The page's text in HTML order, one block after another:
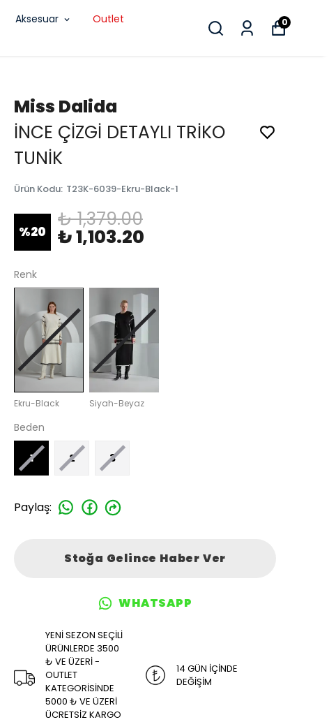
Aksesuar
Outlet
0
Miss Dalida
İNCE ÇİZGİ DETAYLI TRİKO
TUNİK
Ürün Kodu: T23K-6039-Ekru-Black-1
%20
₺ 1,379.00
₺ 1,103.20
Renk
Ekru-Black Siyah-Beyaz
Beden
1 2 3
Paylaş:
Stoğa Gelince Haber Ver
WHATSAPP
YENİ SEZON SEÇİLİ
ÜRÜNLERDE 3500
₺ VE ÜZERİ -
OUTLET
KATEGORİSİNDE
5000 ₺ VE ÜZERİ
ÜCRETSİZ KARGO
14 GÜN İÇİNDE
DEĞİŞİM